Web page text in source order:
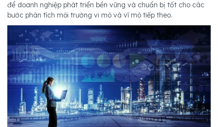
để doanh nghiệp phát triển bền vững và chuẩn bị tốt cho các
bước phân tích môi trường vi mô và vĩ mô tiếp theo.